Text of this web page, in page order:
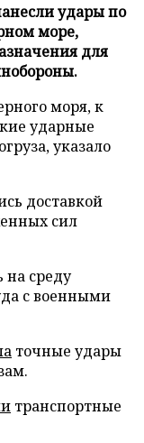
удары по
море,
для
моря, к
ударные
указало
доставкой
сил
на среду
с военными
точные удары
транспортные